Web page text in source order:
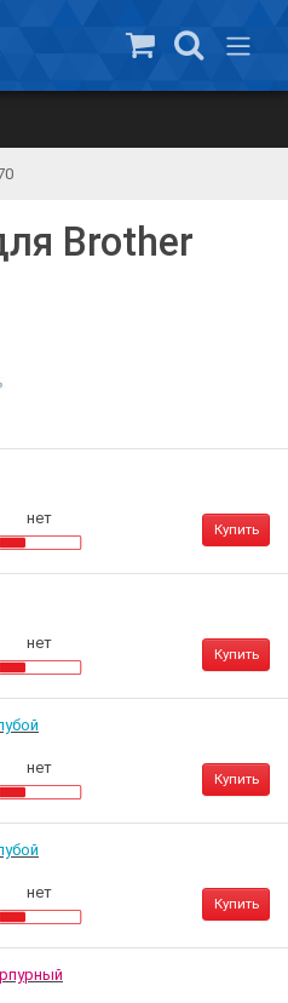
Brother
нет
Купить
нет
Купить
нет
Купить
нет
Купить